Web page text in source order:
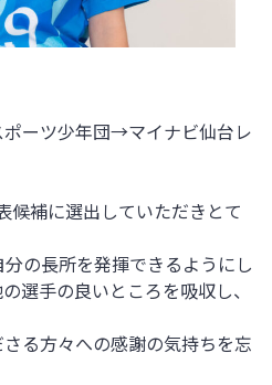
ポーツ少年団→マイナビ仙台レ
候補に選出していただきとて
の長所を発揮できるようにし
選手の良いところを吸収し、
る方々への感謝の気持ちを忘